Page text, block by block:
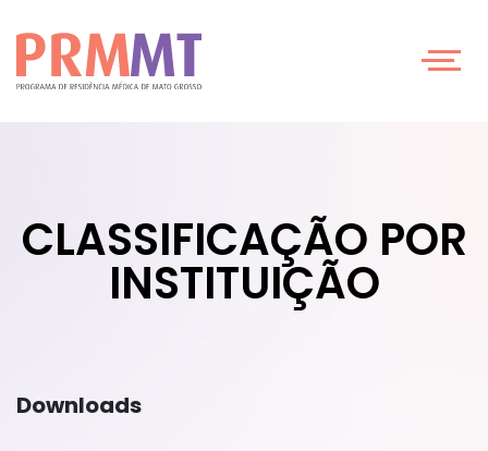
CLASSIFICAÇÃO POR
INSTITUIÇÃO
Downloads